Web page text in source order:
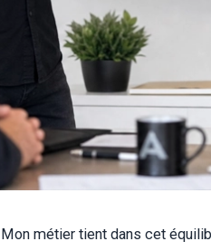
Mon métier tient dans cet